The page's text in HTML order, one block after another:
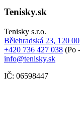
Tenisky.sk
Tenisky s.r.o.
Bělehradská 23, 120
+420 736 427 038 (Po
info@tenisky.sk
IČ: 06598447